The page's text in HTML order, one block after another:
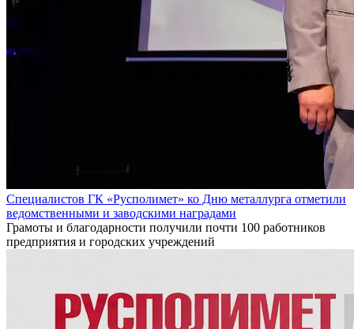
Специалистов ГК «Русполимет» ко Дню металлурга отметили
ведомственными и заводскими наградами
Грамоты и благодарности получили почти 100 работников
предприятия и городских учреждений